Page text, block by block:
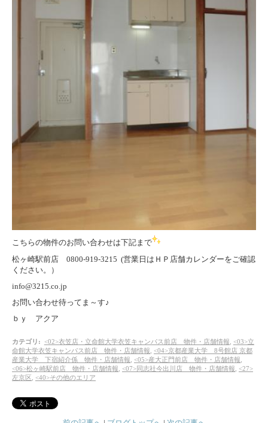
こちらの物件のお問い合わせは下記まで
松ヶ崎駅前店 0800-919-3215 (営業日はＨＰ店舗カレンダーをご確認
ください。）
info@3215.co.jp
お問い合わせ待ってま～す♪
ｂｙ アクア
カテゴリ : <02>衣笠店・立命館大学衣笠キャンパス前店 物件・店舗情報
<03>立
命館大学衣笠キャンパス前店 物件・店舗情報
<04>京都産業大学 8号館店 京都
産業大学 下宿紹介係 物件・店舗情報
<05>産大正門前店 物件・店舗情報
<06>松ヶ崎駅前店 物件・店舗情報
<07>同志社今出川店 物件・店舗情報
<27>
左京区
<40>その他のエリア